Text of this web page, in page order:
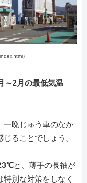
）
～2月の最低気温
一晩じゅう車のなか
ることでしょう。
と、薄手の長袖が
別な対策をしなく